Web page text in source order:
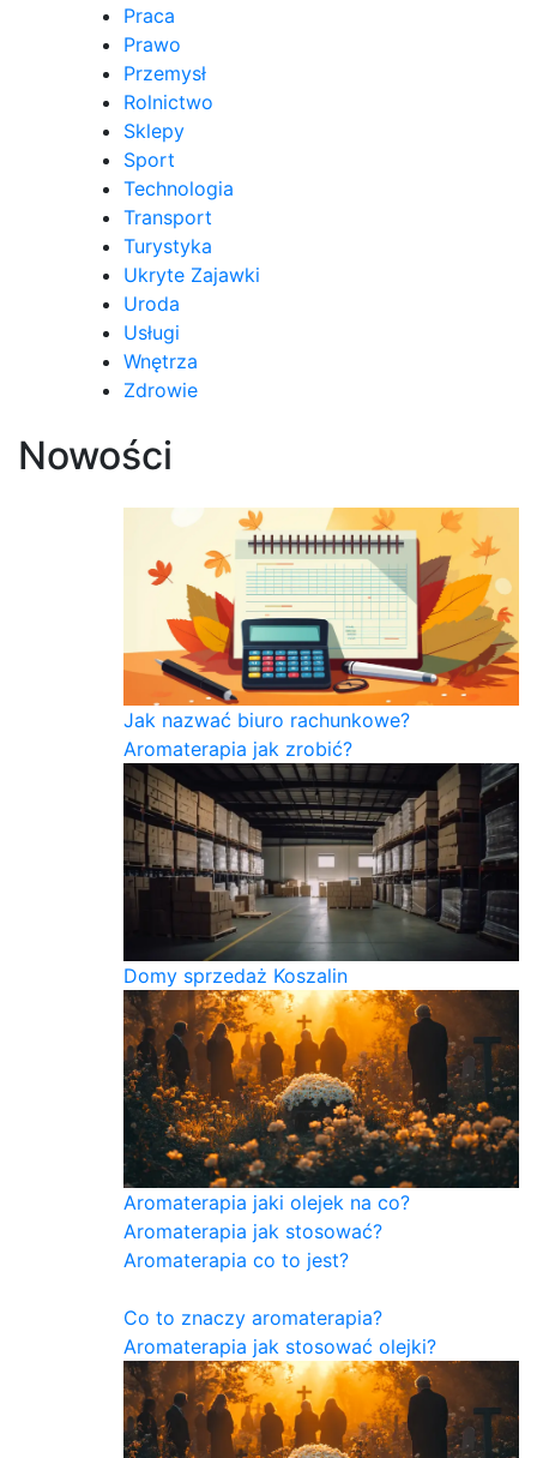
Praca
Prawo
Przemysł
Rolnictwo
Sklepy
Sport
Technologia
Transport
Turystyka
Ukryte Zajawki
Uroda
Usługi
Wnętrza
Zdrowie
Nowości
Jak nazwać biuro rachunkowe?
Aromaterapia jak zrobić?
Domy sprzedaż Koszalin
Aromaterapia jaki olejek na co?
Aromaterapia jak stosować?
Aromaterapia co to jest?
Co to znaczy aromaterapia?
Aromaterapia jak stosować olejki?